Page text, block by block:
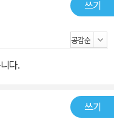
쓰기
다.
쓰기